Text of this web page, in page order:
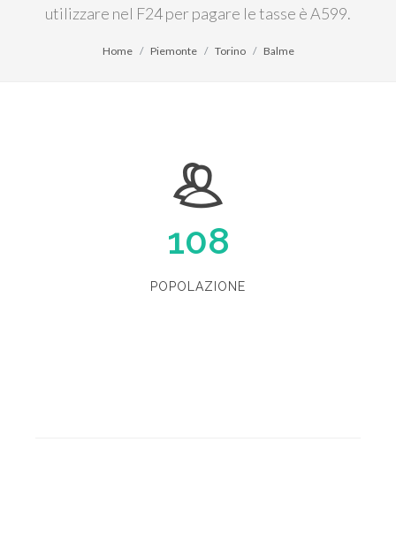
utilizzare nel F24 per pagare le tasse è A599.
Home Piemonte Torino Balme
108
POPOLAZIONE